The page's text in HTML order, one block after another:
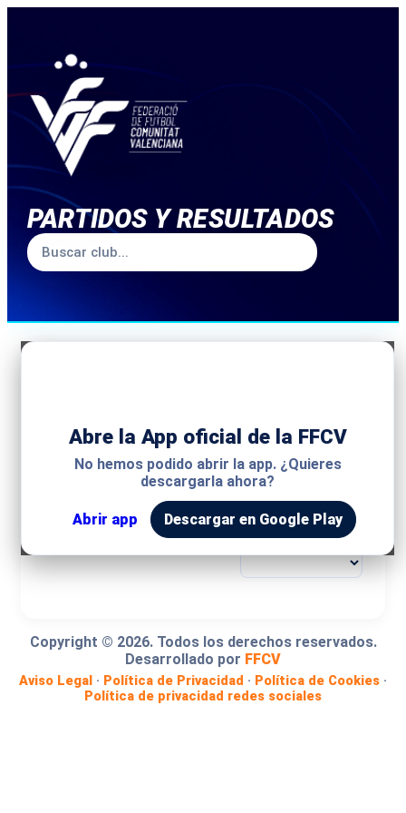
PARTIDOS Y RESULTADOS
Abre la App oficial de la FFCV
No hemos podido abrir la app. ¿Quieres
descargarla ahora?
Abrir app Descargar en Google Play
MODALIDAD
COMPETICIÓN
GRUPO
Copyright © 2026. Todos los derechos reservados.
Desarrollado por FFCV
Aviso Legal · Política de Privacidad · Política de Cookies ·
Política de privacidad redes sociales